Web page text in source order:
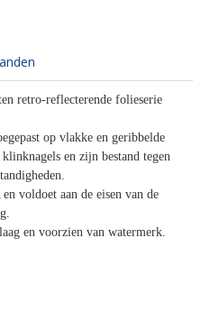
retro-reflecterende folieserie
op vlakke en geribbelde
en zijn bestand tegen
voldoet aan de eisen van de
en voorzien van watermerk.